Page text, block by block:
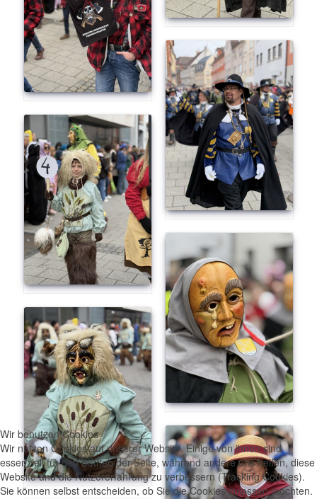
Wir benutzen Cookies
Wir nutzen Cookies auf unserer Website. Einige von ihnen sind
essenziell für den Betrieb der Seite, während andere uns helfen, diese
Website und die Nutzererfahrung zu verbessern (Tracking Cookies).
Sie können selbst entscheiden, ob Sie die Cookies zulassen möchten.